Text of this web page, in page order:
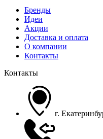
Бренды
Идеи
Акции
Доставка и оплата
О компании
Контакты
Контакты
г.